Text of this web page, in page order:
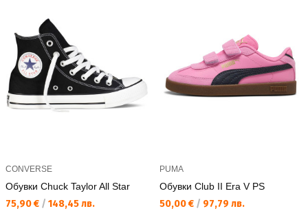
CONVERSE
Обувки Chuck Taylor All Star
Текуща цена:
75,90 € / 148,45 лв.
PUMA
Обувки Club II Era V PS
Текуща цена:
50,00 € / 97,79 лв.